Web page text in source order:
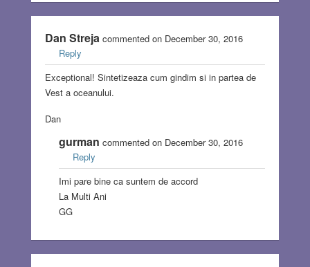
Dan Strejacommented on December 30, 2016
Reply
Exceptional! Sintetizeaza cum gindim si in partea de
Vest a oceanului.
Dan
gurman commented on December 30, 2016
Reply
Imi pare bine ca suntem de accord
La Multi Ani
GG